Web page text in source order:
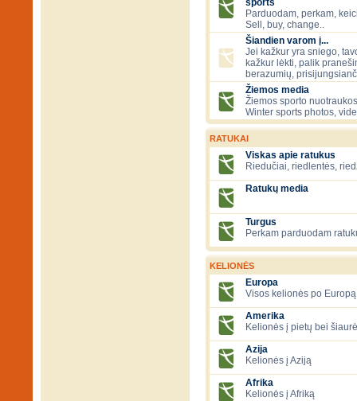
sports
Parduodam, perkam,
Sell, buy, change..
Šiandien varom į...
Jei kažkur yra sniego,
kažkur lėkti, palik
berazumių,
Žiemos media
Žiemos sporto
Winter sports photos,
RATUKAI
Viskas apie ratukus
Riedučiai, riedlentės,
Ratukų media
Turgus
Perkam parduodam
KELIONĖS
Europa
Visos kelionės po
Amerika
Kelionės į pietų bei
Azija
Kelionės į Aziją
Afrika
Kelionės į Afriką